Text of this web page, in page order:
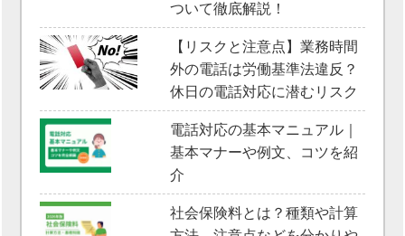
ついて徹底解説！
【リスクと注意点】業務時間
外の電話は労働基準法違反？
休日の電話対応に潜むリスク
電話対応の基本マニュアル｜
基本マナーや例文、コツを紹
介
社会保険料とは？種類や計算